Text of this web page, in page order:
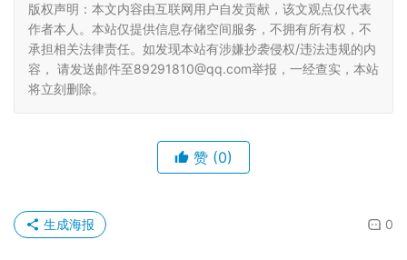
版权声明：本文内容由互联网用户自发贡献，该文观点仅代表
作者本人。本站仅提供信息存储空间服务，不拥有所有权，不
承担相关法律责任。如发现本站有涉嫌抄袭侵权/违法违规的内
容， 请发送邮件至89291810@qq.com举报，一经查实，本站
将立刻删除。
赞 (0)
0
生成海报